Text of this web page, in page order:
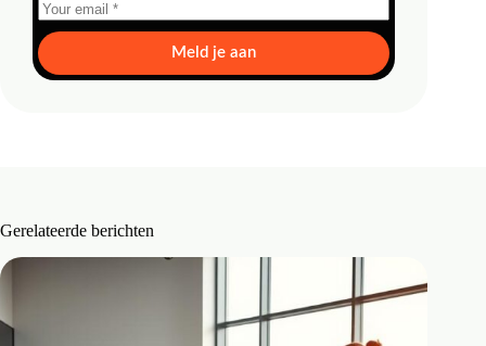
Meld je aan
Gerelateerde berichten